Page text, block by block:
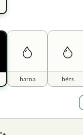
barna bézs